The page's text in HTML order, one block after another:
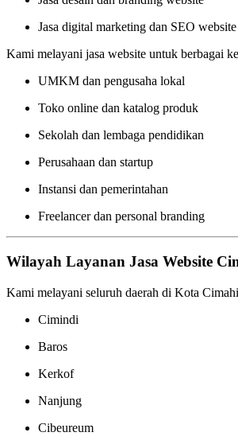
Jasa digital marketing dan SEO website
Kami melayani jasa website untuk berbagai
UMKM dan pengusaha lokal
Toko online dan katalog produk
Sekolah dan lembaga pendidikan
Perusahaan dan startup
Instansi dan pemerintahan
Freelancer dan personal branding
Wilayah Layanan Jasa Website
Kami melayani seluruh daerah di Kota
Cimindi
Baros
Kerkof
Nanjung
Cibeureum